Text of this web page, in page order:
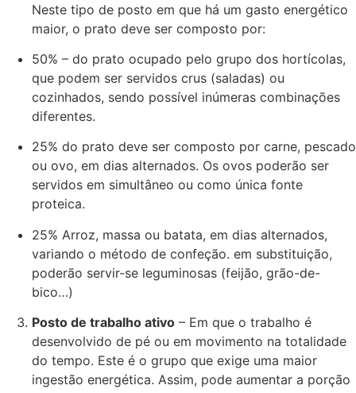
Neste tipo de posto em que há um gasto energético
maior, o prato deve ser composto por:
50% – do prato ocupado pelo grupo dos hortícolas,
que podem ser servidos crus (saladas) ou
cozinhados, sendo possível inúmeras combinações
diferentes.
25% do prato deve ser composto por carne, pescado
ou ovo, em dias alternados. Os ovos poderão ser
servidos em simultâneo ou como única fonte
proteica.
25% Arroz, massa ou batata, em dias alternados,
variando o método de confeção. em substituição,
poderão servir-se leguminosas (feijão, grão-de-
bico…)
Posto de trabalho ativo – Em que o trabalho é
desenvolvido de pé ou em movimento na totalidade
do tempo. Este é o grupo que exige uma maior
ingestão energética. Assim, pode aumentar a porção